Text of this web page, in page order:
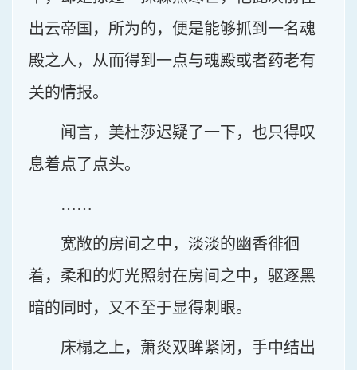
出云帝国，所为的，便是能够抓到一名魂
殿之人，从而得到一点与魂殿或者药老有
关的情报。
闻言，美杜莎迟疑了一下，也只得叹
息着点了点头。
……
宽敞的房间之中，淡淡的幽香徘徊
着，柔和的灯光照射在房间之中，驱逐黑
暗的同时，又不至于显得刺眼。
床榻之上，萧炎双眸紧闭，手中结出